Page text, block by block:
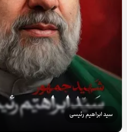
سید ابراهیم رئیسی